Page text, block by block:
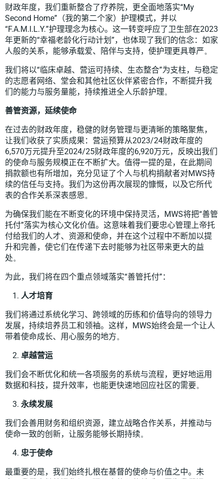
财政年度，我们重新整合了疗养院， 更全面地落实“My
Second Home”（我的第二个家）护理模式，并以
“F.A.M.I.L.Y.”护理理念为核心。这一转变呼应了卫生部在2023
年更新的“幸福老龄化行动计划”，也体现了我们的信念：如家
人般的关系，能够承载爱、陪伴与支持，使护理更具尊严。
我们将以“临床卓越、营运可持续、生态整合”为支柱，与稳定
的志愿者网络、堂会和其他社区伙伴紧密合作， 不断提升我
们的能力与服务量能，持续推进全人乐龄护理。
善管资源，延续使命
在过去的财政年度，稳健的财务管理与更清晰的策略聚焦，
让我们收获了实质成果：营运预算从2023/24财政年度的
6,570万元提升至2024/25财政年度的6,920万元，反映出我们
的使命与服务规模正在不断扩大。值得一提的是，在此期间
捐款额也有所增加，充分见证了个人与机构捐献者对MWS持
续的信任与支持。我们为这份再次展现的慷慨，以及它所代
表的合作关系深表感恩。
为确保我们能在不断变化的环境中保持灵活， MWS将把“善管
托付”落实为核心文化价值。这意味着我们要忠心管理上帝托
付给我们的人才、资源和使命，并在这个过程中不断加以提
升和完善，使它们在传递下去时能够为社区带来更大的益
处。
为此，我们将在四个重点领域落实“善管托付”：
人才培育
我们将通过系统化学习、跨领域的历练和价值导向的领导力
发展，持续培养员工和领袖。这样， MWS始终会是一个让人
带着使命成长、用心服务的地方。
卓越营运
我们会不断优化和统一各项服务的系统与流程，更好地运用
数据和科技，提升效率，也能更快速地回应社区的需要。
永续发展
我们会善用财务和组织资源，建立战略合作关系，并推动与
使命一致的创新，让服务能够长期持续。
忠于使命
最重要的是，我们始终扎根在基督的使命与价值之中。未